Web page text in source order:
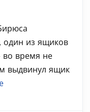
один из ящиков
во время не
выдвинул ящик